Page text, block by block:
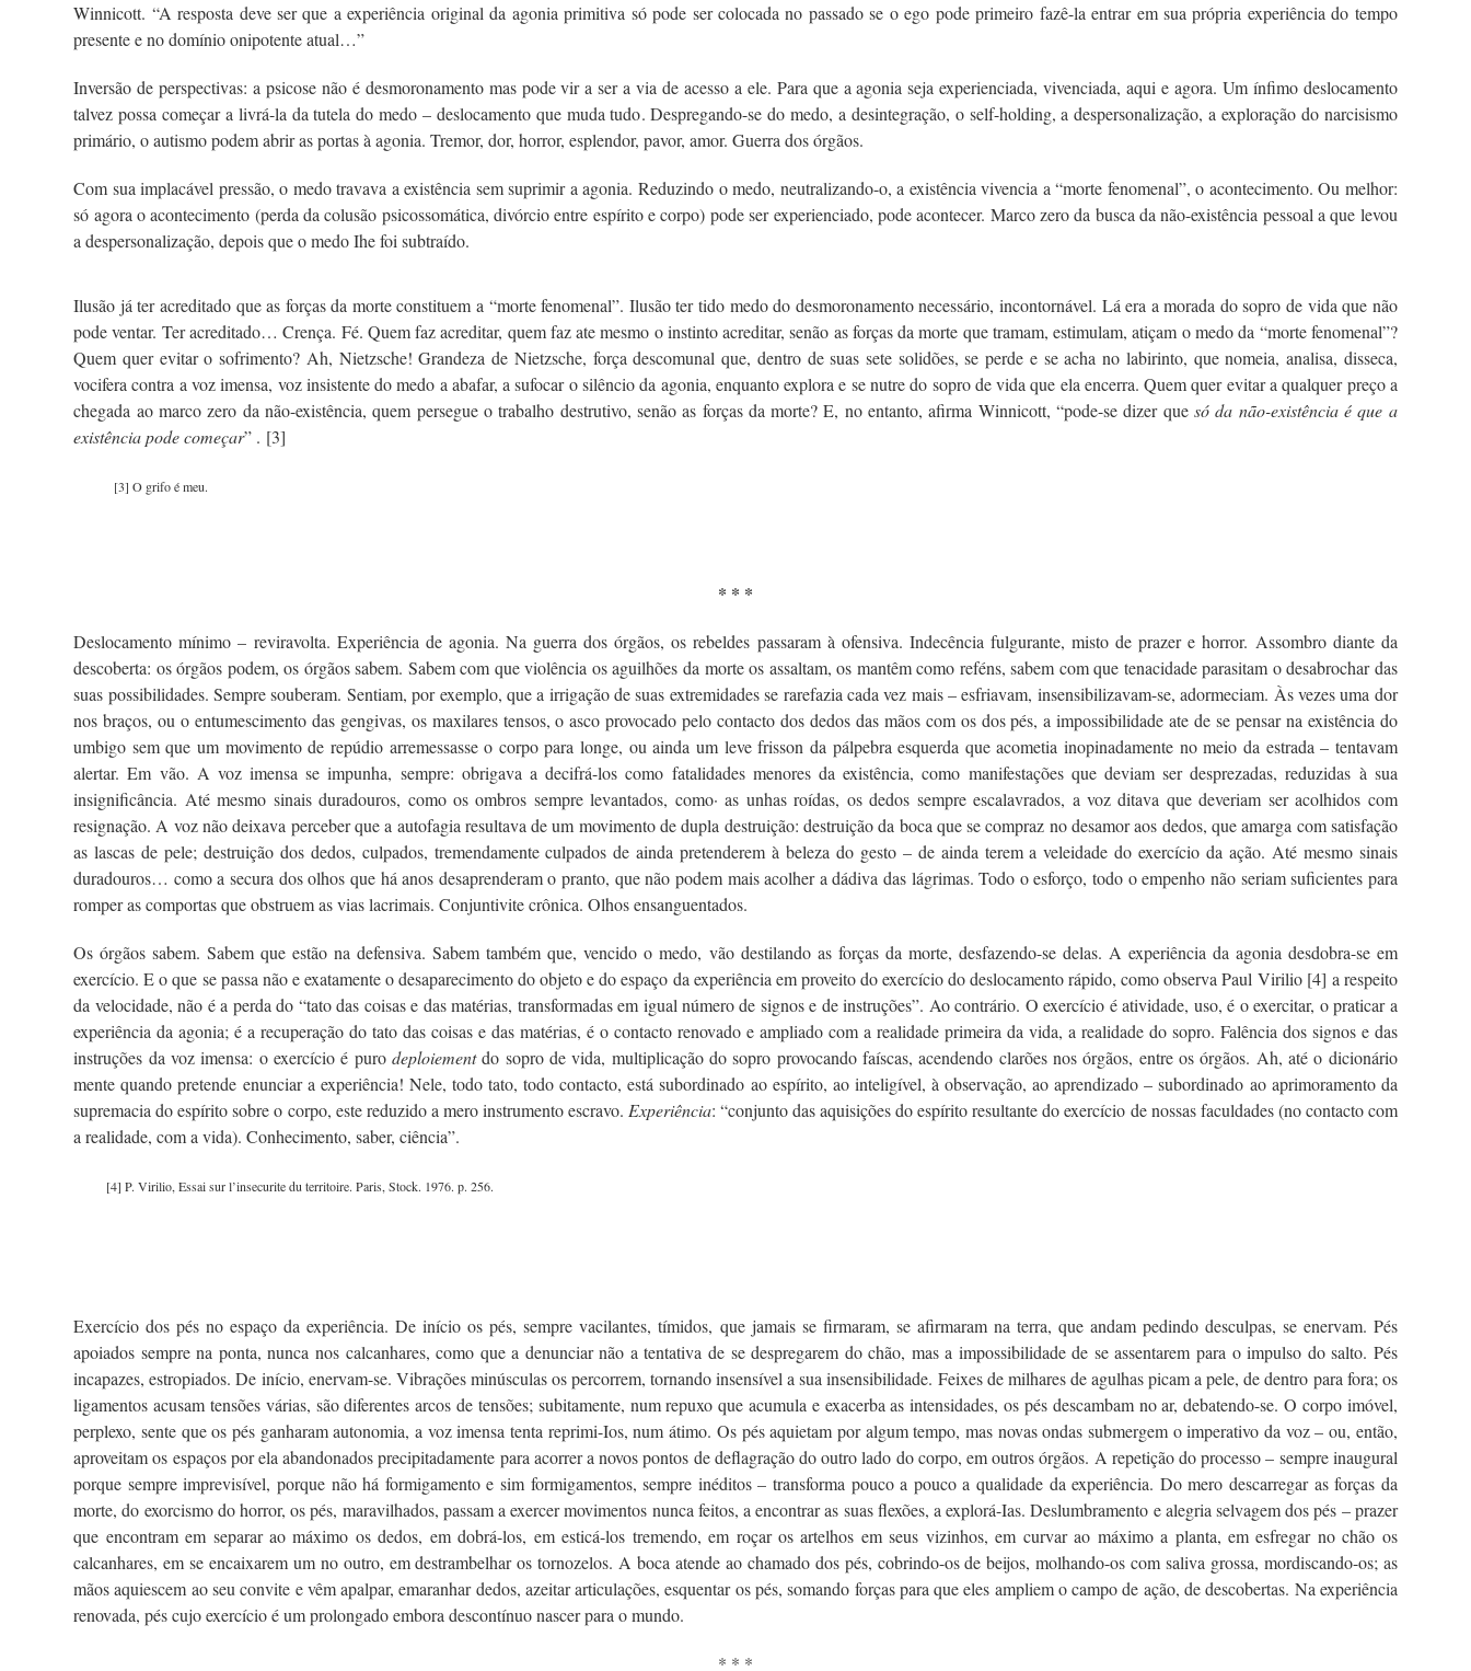
Winnicott. “A resposta deve ser que a experiência original da agonia primitiva só pode ser colocada no passado se o ego pode primeiro fazê-la entrar em sua própria experiência do tempo
presente e no domínio onipotente atual…”
Inversão de perspectivas: a psicose não é desmoronamento mas pode vir a ser a via de acesso a ele. Para que a agonia seja experienciada, vivenciada, aqui e agora. Um ínfimo deslocamento
talvez possa começar a livrá-la da tutela do medo – deslocamento que muda tudo. Despregando-se do medo, a desintegração, o self-holding, a despersonalização, a exploração do narcisismo
primário, o autismo podem abrir as portas à agonia. Tremor, dor, horror, esplendor, pavor, amor. Guerra dos órgãos.
Com sua implacável pressão, o medo travava a existência sem suprimir a agonia. Reduzindo o medo, neutralizando-o, a existência vivencia a “morte fenomenal”, o acontecimento. Ou melhor:
só agora o acontecimento (perda da colusão psicossomática, divórcio entre espírito e corpo) pode ser experienciado, pode acontecer. Marco zero da busca da não-existência pessoal a que levou
a despersonalização, depois que o medo Ihe foi subtraído.
Ilusão já ter acreditado que as forças da morte constituem a “morte fenomenal”. Ilusão ter tido medo do desmoronamento necessário, incontornável. Lá era a morada do sopro de vida que não
pode ventar. Ter acreditado… Crença. Fé. Quem faz acreditar, quem faz ate mesmo o instinto acreditar, senão as forças da morte que tramam, estimulam, atiçam o medo da “morte fenomenal”?
Quem quer evitar o sofrimento? Ah, Nietzsche! Grandeza de Nietzsche, força descomunal que, dentro de suas sete solidões, se perde e se acha no labirinto, que nomeia, analisa, disseca,
vocifera contra a voz imensa, voz insistente do medo a abafar, a sufocar o silêncio da agonia, enquanto explora e se nutre do sopro de vida que ela encerra. Quem quer evitar a qualquer preço a
chegada ao marco zero da não-existência, quem persegue o trabalho destrutivo, senão as forças da morte? E, no entanto, afirma Winnicott, “pode-se dizer quesó da não-existência é que a
existência pode começar” . [3]
[3] O grifo é meu.
* * *
Deslocamento mínimo – reviravolta. Experiência de agonia. Na guerra dos órgãos, os rebeldes passaram à ofensiva. Indecência fulgurante, misto de prazer e horror. Assombro diante da
descoberta: os órgãos podem, os órgãos sabem. Sabem com que violência os aguilhões da morte os assaltam, os mantêm como reféns, sabem com que tenacidade parasitam o desabrochar das
suas possibilidades. Sempre souberam. Sentiam, por exemplo, que a irrigação de suas extremidades se rarefazia cada vez mais – esfriavam, insensibilizavam-se, adormeciam. Às vezes uma dor
nos braços, ou o entumescimento das gengivas, os maxilares tensos, o asco provocado pelo contacto dos dedos das mãos com os dos pés, a impossibilidade ate de se pensar na existência do
umbigo sem que um movimento de repúdio arremessasse o corpo para longe, ou ainda um leve frisson da pálpebra esquerda que acometia inopinadamente no meio da estrada – tentavam
alertar. Em vão. A voz imensa se impunha, sempre: obrigava a decifrá-los como fatalidades menores da existência, como manifestações que deviam ser desprezadas, reduzidas à sua
insignificância. Até mesmo sinais duradouros, como os ombros sempre levantados, como· as unhas roídas, os dedos sempre escalavrados, a voz ditava que deveriam ser acolhidos com
resignação. A voz não deixava perceber que a autofagia resultava de um movimento de dupla destruição: destruição da boca que se compraz no desamor aos dedos, que amarga com satisfação
as lascas de pele; destruição dos dedos, culpados, tremendamente culpados de ainda pretenderem à beleza do gesto – de ainda terem a veleidade do exercício da ação. Até mesmo sinais
duradouros… como a secura dos olhos que há anos desaprenderam o pranto, que não podem mais acolher a dádiva das lágrimas. Todo o esforço, todo o empenho não seriam suficientes para
romper as comportas que obstruem as vias lacrimais. Conjuntivite crônica. Olhos ensanguentados.
Os órgãos sabem. Sabem que estão na defensiva. Sabem também que, vencido o medo, vão destilando as forças da morte, desfazendo-se delas. A experiência da agonia desdobra-se em
exercício. E o que se passa não e exatamente o desaparecimento do objeto e do espaço da experiência em proveito do exercício do deslocamento rápido, como observa Paul Virilio [4] a respeito
da velocidade, não é a perda do “tato das coisas e das matérias, transformadas em igual número de signos e de instruções”. Ao contrário. O exercício é atividade, uso, é o exercitar, o praticar a
experiência da agonia; é a recuperação do tato das coisas e das matérias, é o contacto renovado e ampliado com a realidade primeira da vida, a realidade do sopro. Falência dos signos e das
instruções da voz imensa: o exercício é puro deploiementdo sopro de vida, multiplicação do sopro provocando faíscas, acendendo clarões nos órgãos, entre os órgãos. Ah, até o dicionário
mente quando pretende enunciar a experiência! Nele, todo tato, todo contacto, está subordinado ao espírito, ao inteligível, à observação, ao aprendizado – subordinado ao aprimoramento da
supremacia do espírito sobre o corpo, este reduzido a mero instrumento escravo. Experiência: “conjunto das aquisições do espírito resultante do exercício de nossas faculdades (no contacto com
a realidade, com a vida). Conhecimento, saber, ciência”.
[4] P. Virilio, Essai sur l’insecurite du territoire. Paris, Stock. 1976. p. 256.
Exercício dos pés no espaço da experiência. De início os pés, sempre vacilantes, tímidos, que jamais se firmaram, se afirmaram na terra, que andam pedindo desculpas, se enervam. Pés
apoiados sempre na ponta, nunca nos calcanhares, como que a denunciar não a tentativa de se despregarem do chão, mas a impossibilidade de se assentarem para o impulso do salto. Pés
incapazes, estropiados. De início, enervam-se. Vibrações minúsculas os percorrem, tornando insensível a sua insensibilidade. Feixes de milhares de agulhas picam a pele, de dentro para fora; os
ligamentos acusam tensões várias, são diferentes arcos de tensões; subitamente, num repuxo que acumula e exacerba as intensidades, os pés descambam no ar, debatendo-se. O corpo imóvel,
perplexo, sente que os pés ganharam autonomia, a voz imensa tenta reprimi-Ios, num átimo. Os pés aquietam por algum tempo, mas novas ondas submergem o imperativo da voz – ou, então,
aproveitam os espaços por ela abandonados precipitadamente para acorrer a novos pontos de deflagração do outro lado do corpo, em outros órgãos. A repetição do processo – sempre inaugural
porque sempre imprevisível, porque não há formigamento e sim formigamentos, sempre inéditos – transforma pouco a pouco a qualidade da experiência. Do mero descarregar as forças da
morte, do exorcismo do horror, os pés, maravilhados, passam a exercer movimentos nunca feitos, a encontrar as suas flexões, a explorá-Ias. Deslumbramento e alegria selvagem dos pés – prazer
que encontram em separar ao máximo os dedos, em dobrá-los, em esticá-los tremendo, em roçar os artelhos em seus vizinhos, em curvar ao máximo a planta, em esfregar no chão os
calcanhares, em se encaixarem um no outro, em destrambelhar os tornozelos. A boca atende ao chamado dos pés, cobrindo-os de beijos, molhando-os com saliva grossa, mordiscando-os; as
mãos aquiescem ao seu convite e vêm apalpar, emaranhar dedos, azeitar articulações, esquentar os pés, somando forças para que eles ampliem o campo de ação, de descobertas. Na experiência
renovada, pés cujo exercício é um prolongado embora descontínuo nascer para o mundo.
* * *